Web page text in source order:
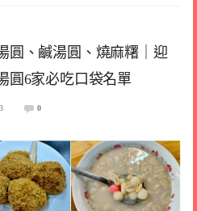
圓、鹹湯圓、燒麻糬｜迎
圓6家必吃口袋名單
0